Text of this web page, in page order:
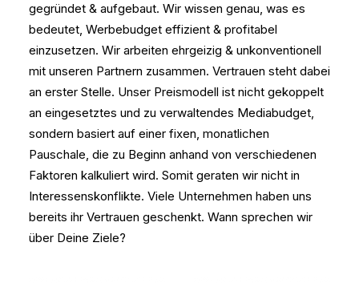
gegründet & aufgebaut. Wir wissen genau, was es
bedeutet, Werbebudget effizient & profitabel
einzusetzen. Wir arbeiten ehrgeizig & unkonventionell
mit unseren Partnern zusammen. Vertrauen steht dabei
an erster Stelle. Unser Preismodell ist nicht gekoppelt
an eingesetztes und zu verwaltendes Mediabudget,
sondern basiert auf einer fixen, monatlichen
Pauschale, die zu Beginn anhand von verschiedenen
Faktoren kalkuliert wird. Somit geraten wir nicht in
Interessenskonflikte. Viele Unternehmen haben uns
bereits ihr Vertrauen geschenkt. Wann sprechen wir
über Deine Ziele?